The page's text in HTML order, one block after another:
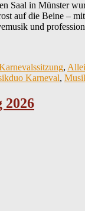
Saal in Münster
auf die Beine –
und
,
Karneval,